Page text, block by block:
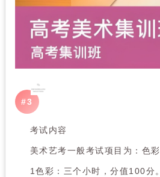
#3
考试内容
美术艺考一般考试项目为：色
1色彩：三个小时，分值100分